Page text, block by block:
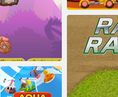
Saldus
sunkvežimis